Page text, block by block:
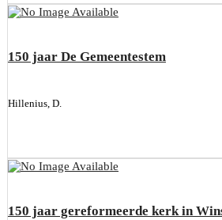
150 jaar De Gemeentestem
Hillenius, D.
150 jaar gereformeerde kerk in